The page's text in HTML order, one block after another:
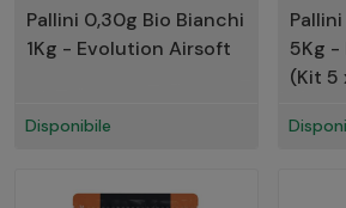
Pallini 0,30g Bio Bianchi
1Kg - Evolution Airsoft
Disponibile
5Kg
(Kit 5